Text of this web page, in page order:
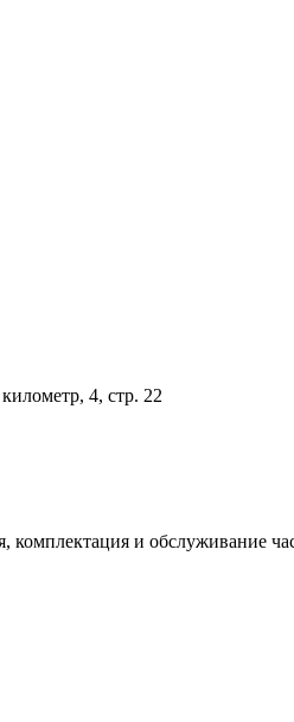
4, стр. 22
комплектация и обслуживание